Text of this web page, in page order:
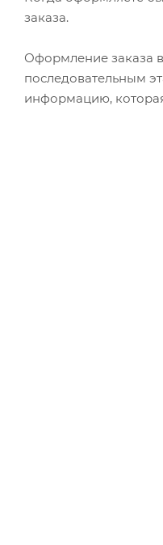
заказа.
Оформление заказа
последовательным
информацию,